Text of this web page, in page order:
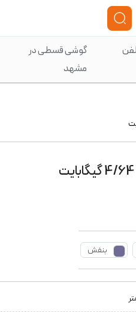
گوشی قسطی در
مشهد
بنفش